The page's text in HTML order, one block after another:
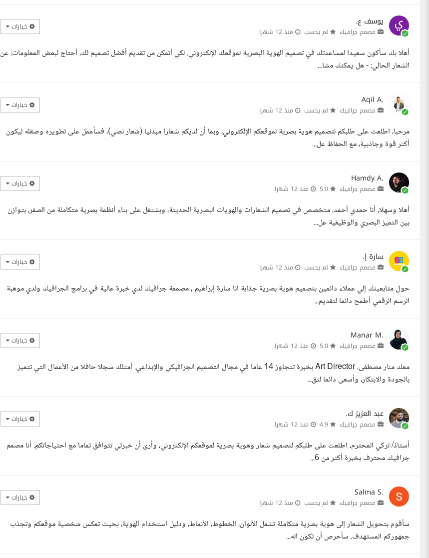
يوسف ع.
مصمم جرافيك لم يحسب منذ 12 شهرا خيارات
أهلا بك سأكون سعيدا لمساعدتك في تصميم الهوية البصرية لموقعك الإلكتروني. لكي أتمكن من تقديم أفضل تصميم لك، أحتاج لبعض المعلومات: عن
الشعار الحالي: - هل يمكنك مشا...
Aqil A.
مصمم جرافيك لم يحسب منذ 12 شهرا خيارات
مرحبا، اطلعت على طلبكم لتصميم هوية بصرية لموقعكم الإلكتروني، وبما أن لديكم شعارا مبدئيا (شعار نصي)، فسأعمل على تطويره وصقله ليكون
أكثر قوة وجاذبية، مع الحفاظ عل...
Hamdy A.
مصمم جرافيك منذ 12 شهرا خيارات
أهلا وسهلا، أنا حمدي أحمد، متخصص في تصميم الشعارات والهويات البصرية الحديثة، وبشتغل على بناء أنظمة بصرية متكاملة من الصفر، بتوازن
بين التميز البصري والوظيفية عل...
سارة إ.
مصمم جرافيك لم يحسب منذ 12 شهرا خيارات
حول متابعينك إلي عملاء دائمين بتصميم هوية بصرية جذابة انا سارة إبراهيم , مصممة جرافيك لدي خبرة عالية في برامج الجرافيك ولدي موهبة
الرسم الرقمي أطمح دائما لتقديم...
Manar M.
مصمم جرافيك منذ 12 شهرا خيارات
معك منار مصطفى، Art Director بخبرة تتجاوز 14 عاما في مجال التصميم الجرافيكي والإبداعي. أمتلك سجلا حافلا من الأعمال التي تتميز
بالجودة والابتكار، وأسعى دائما لتق...
عبد العزيز ك.
مصمم جرافيك منذ 12 شهرا خيارات
أستاذ/ تركي المحترم، اطلعت على طلبكم لتصميم شعار وهوية بصرية لموقعكم الإلكتروني، وأرى أن خبرتي تتوافق تماما مع احتياجاتكم. أنا مصمم
جرافيك محترف بخبرة أكثر من 6...
Salma S.
مصمم جرافيك لم يحسب منذ 12 شهرا خيارات
سأقوم بتحويل الشعار إلى هوية بصرية متكاملة تشمل الألوان، الخطوط، الأنماط، ودليل استخدام الهوية، بحيث تعكس شخصية موقعكم وتجذب
جمهوركم المستهدف. سأحرص أن تكون اله...